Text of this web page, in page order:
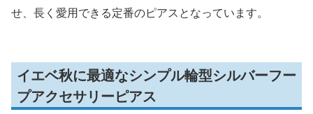
せ、長く愛用できる定番のピアスとなっています。
イエベ秋に最適なシンプル輪型シルバーフー
プアクセサリーピアス